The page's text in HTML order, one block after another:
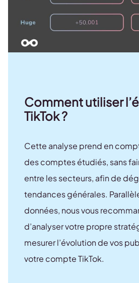
Comment utiliser
TikTok ?
Cette analyse prend en
des comptes étudiés, sans
entre les secteurs, afin de
tendances générales.
données, nous vous
d’analyser votre propre
mesurer l’évolution de vos
votre compte TikTok.